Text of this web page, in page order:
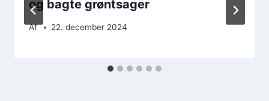
og bagte grøntsager
Af 22. december 2024